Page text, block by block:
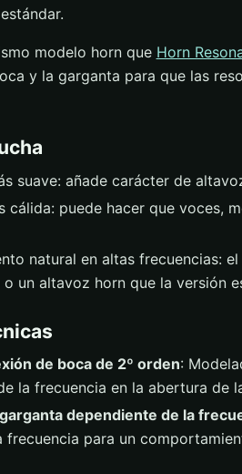
modelo horn que Horn
y la garganta para que las
suave: añade carácter de
cálida: puede hacer que voces,
natural en altas frecuencias:
un altavoz horn que la versión
de boca de 2º orden:
la frecuencia en la abertura de
dependiente de la
frecuencia para un